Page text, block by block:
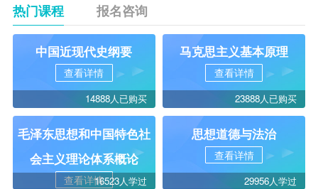
热门课程 报名咨询
中国近现代史纲要
查看详情
14888人已购买
马克思主义基本原理
查看详情
23888人已购买
毛泽东思想和中国特色社
会主义理论体系概论
查看详情16523人学过
思想道德与法治
查看详情
29956人学过